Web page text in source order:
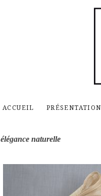
ACCUEIL PRÉSENTATION
élégance naturelle